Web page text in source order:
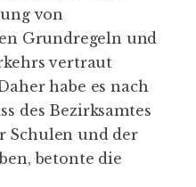
von
Grundregeln und
vertraut
habe es nach
des Bezirksamtes
Schulen und der
betonte die